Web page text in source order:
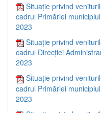
Situație privind
cadrul Primăriei
2023
Situație privind
cadrul Direcției
2023
Situație privind
cadrul Primăriei
2023